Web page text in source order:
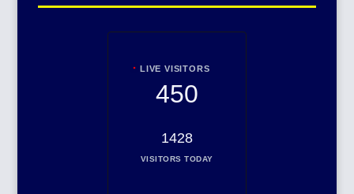
LIVE VISITORS
450
1428
VISITORS TODAY